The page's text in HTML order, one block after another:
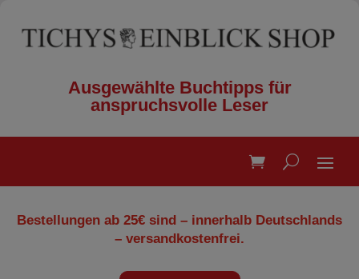
Ausgewählte Buchtipps für
anspruchsvolle Leser
Bestellungen ab 25€ sind – innerhalb Deutschlands
– versandkostenfrei.